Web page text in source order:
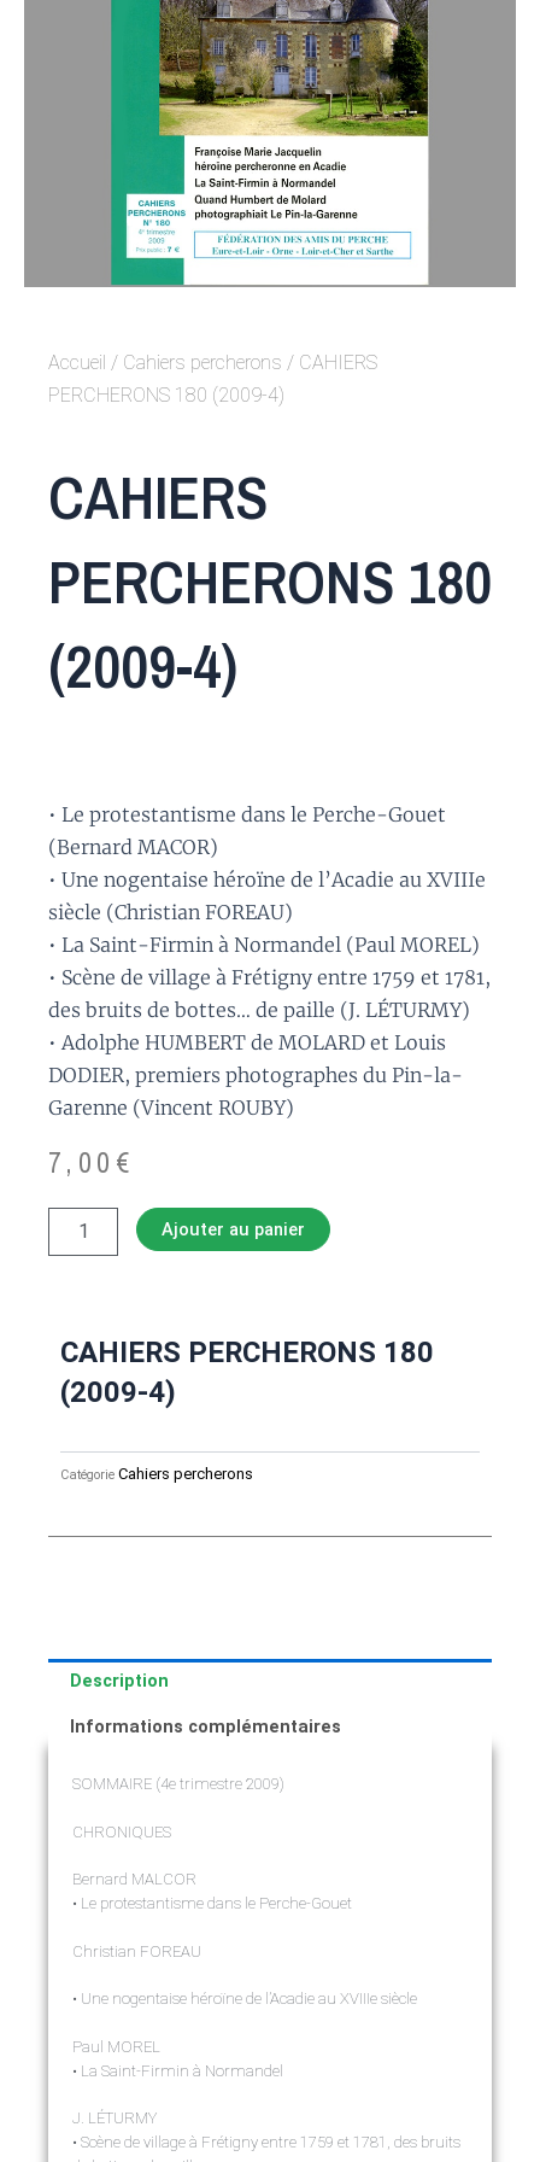
Accueil / Cahiers percherons / CAHIERS
PERCHERONS 180 (2009-4)
CAHIERS
PERCHERONS 180
(2009-4)
• Le protestantisme dans le Perche-Gouet
(Bernard MACOR)
• Une nogentaise héroïne de l’Acadie au XVIIIe
siècle (Christian FOREAU)
• La Saint-Firmin à Normandel (Paul MOREL)
• Scène de village à Frétigny entre 1759 et 1781,
des bruits de bottes… de paille (J. LÉTURMY)
• Adolphe HUMBERT de MOLARD et Louis
DODIER, premiers photographes du Pin-la-
Garenne (Vincent ROUBY)
7,00 €
(2009-
4)
Ajouter au panier
CAHIERS PERCHERONS 180
(2009-4)
Catégorie Cahiers percherons
Description
Informations complémentaires
SOMMAIRE (4e trimestre 2009)
CHRONIQUES
Bernard MALCOR
• Le protestantisme dans le Perche-Gouet
Christian FOREAU
• Une nogentaise héroïne de l’Acadie au XVIIIe siècle
Paul MOREL
• La Saint-Firmin à Normandel
J. LÉTURMY
• Scène de village à Frétigny entre 1759 et 1781, des bruits